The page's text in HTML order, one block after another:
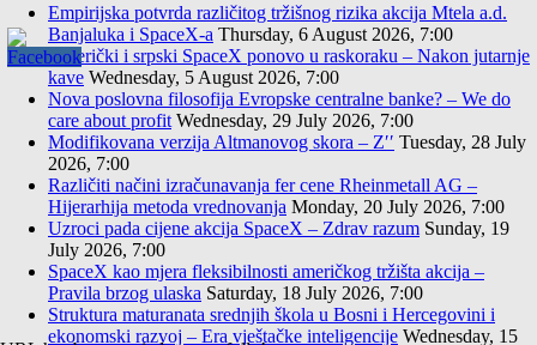
Empirijska potvrda različitog tržišnog rizika akcija Mtela a.d.
Banjaluka i SpaceX-a Thursday, 6 August 2026, 7:00
Američki i srpski SpaceX ponovo u raskoraku – Nakon jutarnje
kave Wednesday, 5 August 2026, 7:00
Nova poslovna filosofija Evropske centralne banke? – We do
care about profit Wednesday, 29 July 2026, 7:00
Modifikovana verzija Altmanovog skora – Z′′ Tuesday, 28 July
2026, 7:00
Različiti načini izračunavanja fer cene Rheinmetall AG –
Hijerarhija metoda vrednovanja Monday, 20 July 2026, 7:00
Uzroci pada cijene akcija SpaceX – Zdrav razum Sunday, 19
July 2026, 7:00
SpaceX kao mjera fleksibilnosti američkog tržišta akcija –
Pravila brzog ulaska Saturday, 18 July 2026, 7:00
Struktura maturanata srednjih škola u Bosni i Hercegovini i
ekonomski razvoj – Era vještačke inteligencije Wednesday, 15